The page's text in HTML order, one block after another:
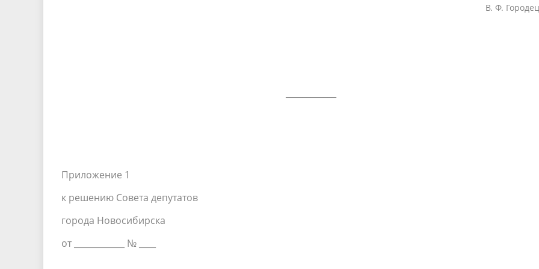
В. Ф.
Приложение 1
к решению Совета депутатов
города Новосибирска
от ____________ № ____